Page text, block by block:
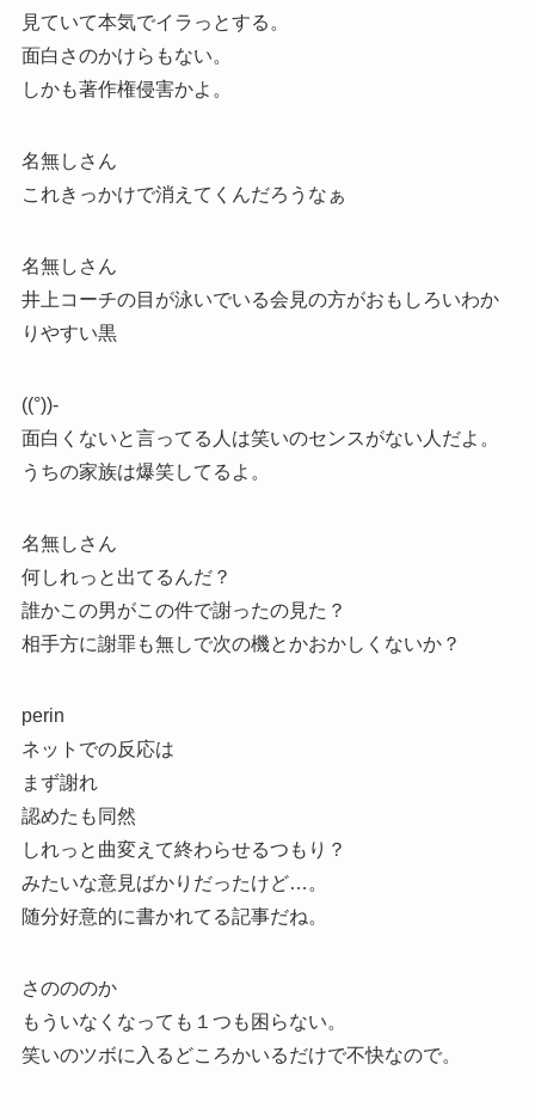
見ていて本気でイラっとする。
面白さのかけらもない。
しかも著作権侵害かよ。
名無しさん
これきっかけで消えてくんだろうなぁ
名無しさん
井上コーチの目が泳いでいる会見の方がおもしろいわか
りやすい黒
((°))-
面白くないと言ってる人は笑いのセンスがない人だよ。
うちの家族は爆笑してるよ。
名無しさん
何しれっと出てるんだ？
誰かこの男がこの件で謝ったの見た？
相手方に謝罪も無しで次の機とかおかしくないか？
perin
ネットでの反応は
まず謝れ
認めたも同然
しれっと曲変えて終わらせるつもり？
みたいな意見ばかりだったけど…。
随分好意的に書かれてる記事だね。
さのののか
もういなくなっても１つも困らない。
笑いのツボに入るどころかいるだけで不快なので。